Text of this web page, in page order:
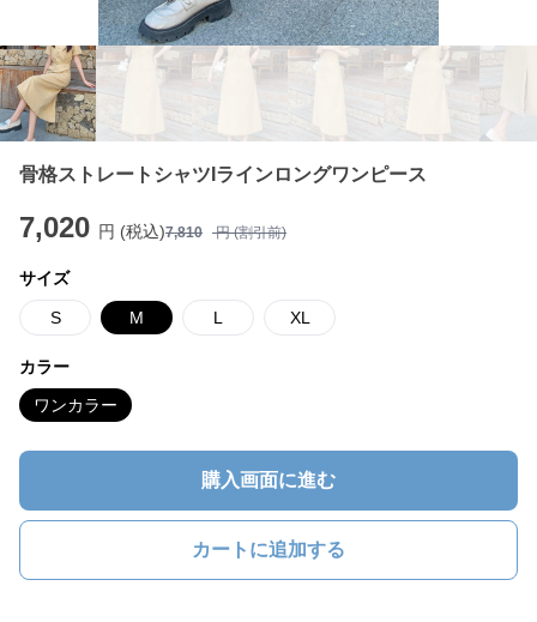
骨格ストレートシャツIラインロングワンピース
7,020 円 (税込)7,810 円 (割引前)
サイズ
S M L XL
カラー
ワンカラー
購入画面に進む
カートに追加する